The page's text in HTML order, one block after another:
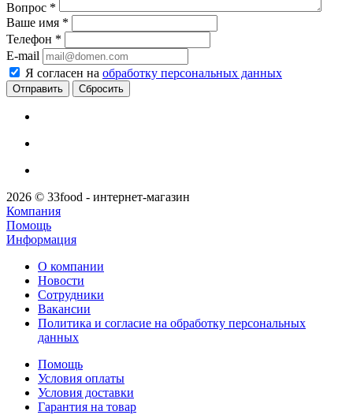
Вопрос *
Ваше имя *
Телефон *
E-mail
Я согласен на обработку персональных данных
Сбросить
2026 © 33food - интернет-магазин
Компания
Помощь
Информация
О компании
Новости
Сотрудники
Вакансии
Политика и согласие на обработку персональных
данных
Помощь
Условия оплаты
Условия доставки
Гарантия на товар